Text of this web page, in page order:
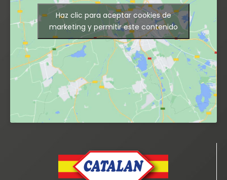
Haz clic para aceptar cookies de
marketing y permitir este contenido